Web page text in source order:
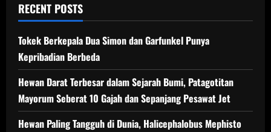
RECENT POSTS
Tokek Berkepala Dua Simon dan Garfunkel Punya
Kepribadian Berbeda
Hewan Darat Terbesar dalam Sejarah Bumi, Patagotitan
Mayorum Seberat 10 Gajah dan Sepanjang Pesawat Jet
Hewan Paling Tangguh di Dunia, Halicephalobus Mephisto